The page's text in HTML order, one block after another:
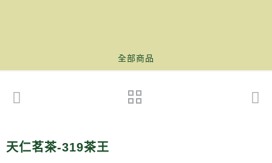
全部商品
天仁茗茶-319茶王